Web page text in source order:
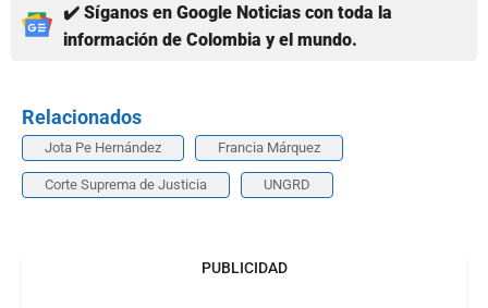
✔️ Síganos en Google Noticias con toda la
información de Colombia y el mundo.
Relacionados
Jota Pe Hernández Francia Márquez
Corte Suprema de Justicia UNGRD
PUBLICIDAD